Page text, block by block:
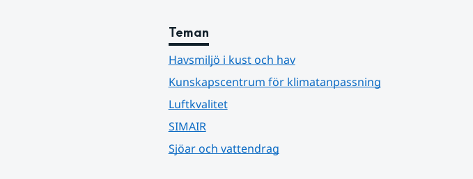
Teman
Havsmiljö i kust och hav
Kunskapscentrum för klimatanpassning
Luftkvalitet
SIMAIR
Sjöar och vattendrag